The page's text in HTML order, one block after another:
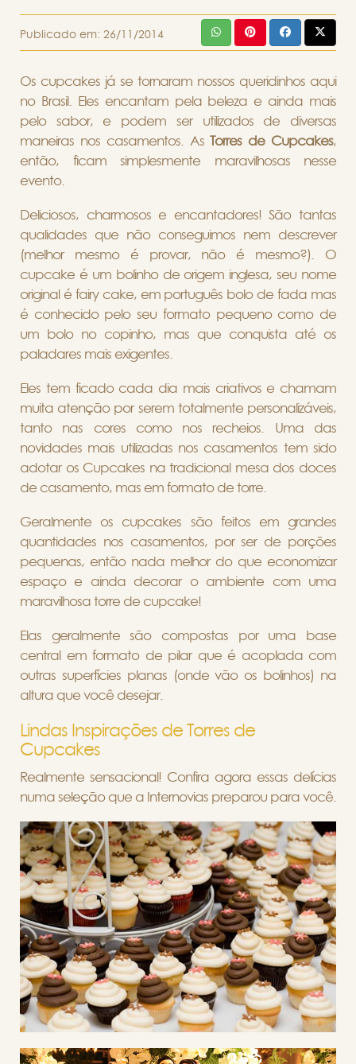
Publicado em: 26/11/2014
Os cupcakes já se tornaram nossos queridinhos aqui
no Brasil. Eles encantam pela beleza e ainda mais
pelo sabor, e podem ser utilizados de diversas
maneiras nos casamentos. AsTorres de Cupcakes,
então, ficam simplesmente maravilhosas nesse
evento.
Deliciosos, charmosos e encantadores! São tantas
qualidades que não conseguimos nem descrever
(melhor mesmo é provar, não é mesmo?). O
cupcake é um bolinho de origem inglesa, seu nome
original é fairy cake, em português bolo de fada mas
é conhecido pelo seu formato pequeno como de
um bolo no copinho, mas que conquista até os
paladares mais exigentes.
Eles tem ficado cada dia mais criativos e chamam
muita atenção por serem totalmente personalizáveis,
tanto nas cores como nos recheios. Uma das
novidades mais utilizadas nos casamentos tem sido
adotar os Cupcakes na tradicional mesa dos doces
de casamento, mas em formato de torre.
Geralmente os cupcakes são feitos em grandes
quantidades nos casamentos, por ser de porções
pequenas, então nada melhor do que economizar
espaço e ainda decorar o ambiente com uma
maravilhosa torre de cupcake!
Elas geralmente são compostas por uma base
central em formato de pilar que é acoplada com
outras superfícies planas (onde vão os bolinhos) na
altura que você desejar.
Lindas Inspirações de Torres de
Cupcakes
Realmente sensacional! Confira agora essas delícias
numa seleção que a Internovias preparou para você.